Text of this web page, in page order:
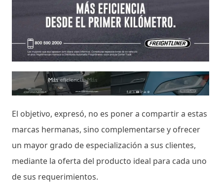
El objetivo, expresó, no es poner a compartir a estas
marcas hermanas, sino complementarse y ofrecer
un mayor grado de especialización a sus clientes,
mediante la oferta del producto ideal para cada uno
de sus requerimientos.